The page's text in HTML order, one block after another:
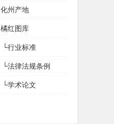
化州产地
橘红图库
└行业标准
└法律法规条例
└学术论文